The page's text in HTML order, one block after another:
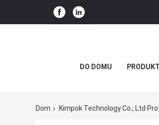
DO DOMU
Dom Kimpok Technology Co., Ltd